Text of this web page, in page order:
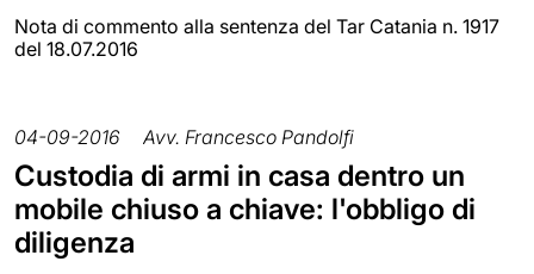
Nota di commento alla sentenza del Tar Catania n. 1917
del 18.07.2016
04-09-2016 Avv. Francesco Pandolfi
Custodia di armi in casa dentro un
mobile chiuso a chiave: l'obbligo di
diligenza